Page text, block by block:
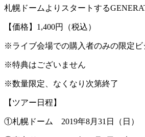
札幌ドームよりスタートする
【価格】1,400円（税込）
※ライブ会場での購入者のみの限定ビ
※特典はございません
※数量限定、なくなり次第終了
【ツアー日程】
①札幌ドーム 2019年8月31日（日）